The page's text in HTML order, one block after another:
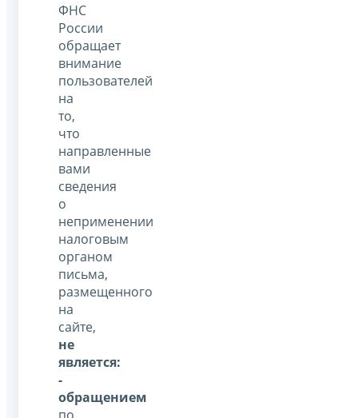
ФНС
России
обращает
внимание
пользователей
на
то,
что
направленные
вами
сведения
о
неприменении
налоговым
органом
письма,
размещенного
на
сайте,
не
является:
-
обращением